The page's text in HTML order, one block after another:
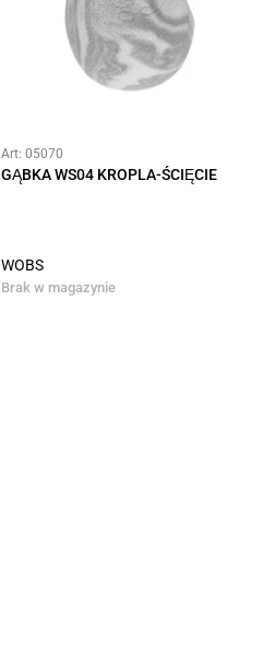
Art: 05070
GĄBKA WS04 KROPLA-ŚCIĘCIE
WOBS
Brak w magazynie